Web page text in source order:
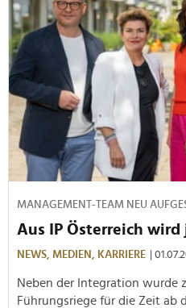
MANAGEMENT-TEAM NEU
Aus IP Österreich
NEWS, MEDIEN, KARRIERE |
Neben der Integration wurde
Führungsriege für die Zeit ab